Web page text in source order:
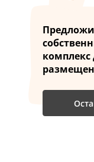
Для
Парилка
комплекс